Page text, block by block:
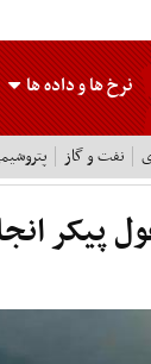
نرخ هاو داده ها
نفت و گاز
پیکر